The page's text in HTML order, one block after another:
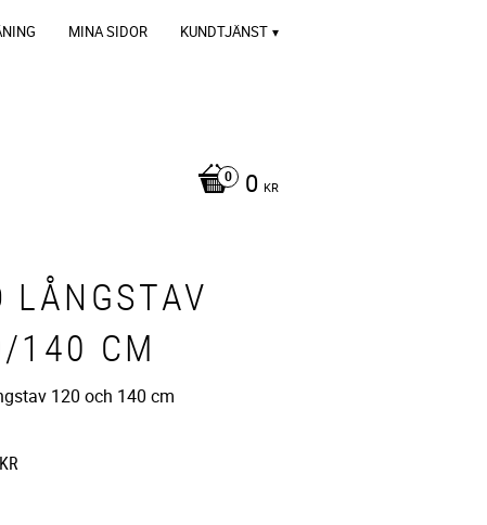
MINA SIDOR KUNDTJÄNST
0 KR
LÅNGSTAV
140 CM
120 och 140 cm
KR